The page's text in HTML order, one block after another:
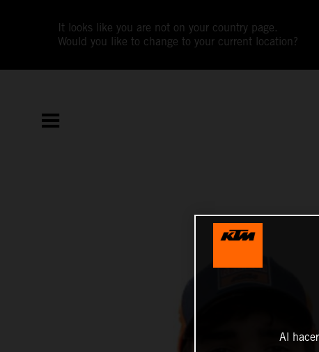
It looks like you are not on your country page.
Would you like to change to your current location?
Al